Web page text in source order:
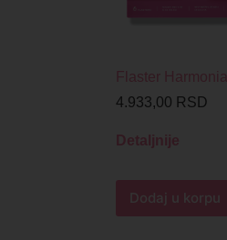
Flaster Harmonia
4.933,00 RSD
Detaljnije
Dodaj u korpu